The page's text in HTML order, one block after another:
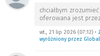
chciałbym
oferowana jest
wt., 21 lip 2026 (07:12) •
wyróżniony przez